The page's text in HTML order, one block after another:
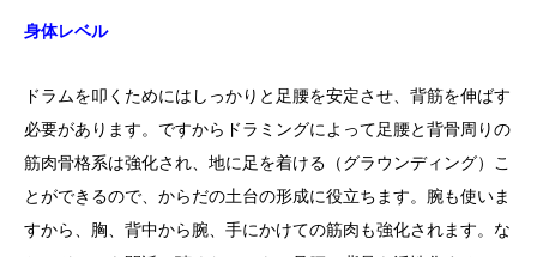
身体レベル
ドラムを叩くためにはしっかりと足腰を安定させ、背筋を伸ばす
必要があります。ですからドラミングによって足腰と背骨周りの
筋肉骨格系は強化され、地に足を着ける（グラウンディング）こ
とができるので、からだの土台の形成に役立ちます。腕も使いま
すから、胸、背中から腕、手にかけての筋肉も強化されます。な